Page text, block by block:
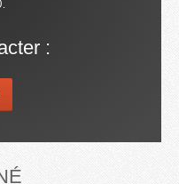
: